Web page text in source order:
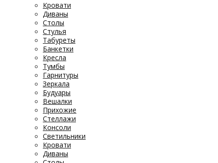
Кровати
Диваны
Столы
Стулья
Табуреты
Банкетки
Кресла
Тумбы
Гарнитуры
Зеркала
Будуары
Вешалки
Прихожие
Стеллажи
Консоли
Светильники
Кровати
Диваны